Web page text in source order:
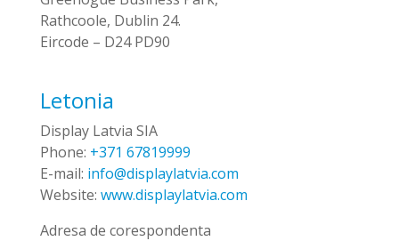
Rathcoole, Dublin 24.
Eircode – D24 PD90
Letonia
Display Latvia SIA
Phone: +371 67819999
E-mail: info@displaylatvia.com
Website: www.displaylatvia.com
Adresa de corespondenta